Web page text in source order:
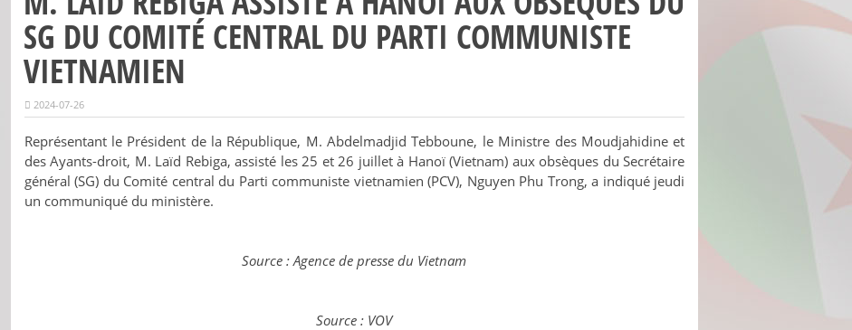
SG DU COMITÉ CENTRAL DU PARTI COMMUNISTE
VIETNAMIEN
2024-07-26
Représentant le Président de la République, M. Abdelmadjid Tebboune, le Ministre des Moudjahidine et
des Ayants-droit, M. Laïd Rebiga, assisté les 25 et 26 juillet à Hanoï (Vietnam) aux obsèques du Secrétaire
général (SG) du Comité central du Parti communiste vietnamien (PCV), Nguyen Phu Trong, a indiqué jeudi
un communiqué du ministère.
Source : Agence de presse du Vietnam
Source : VOV